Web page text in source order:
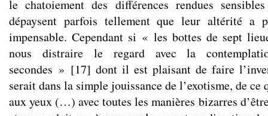
le chatoiement des différences rendues
dépaysent parfois tellement que leur altérité a
impensable. Cependant si « les bottes de sept
nous distraire le regard avec la
secondes » [17] dont il est plaisant de faire
serait dans la simple jouissance de l’exotisme, de
aux yeux (…) avec toutes les manières bizarres